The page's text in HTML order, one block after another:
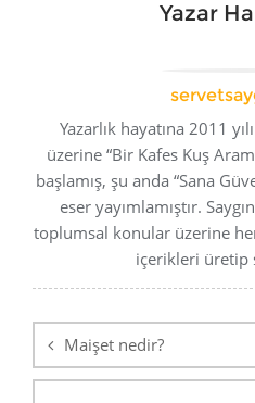
Yazar
Yazarlık hayatına 2011
üzerine “Bir Kafes Kuş
başlamış, şu anda “Sana
eser yayımlamıştır.
toplumsal konular üzerine
içerikleri üretip
gezinmesi
Maişet nedir?